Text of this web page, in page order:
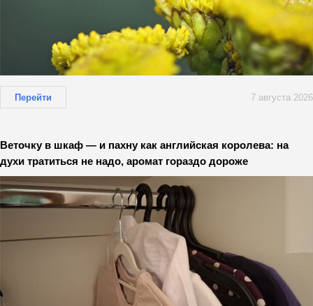
Перейти 7 августа 2026
Веточку в шкаф — и пахну как английская королева: на
духи тратиться не надо, аромат гораздо дороже